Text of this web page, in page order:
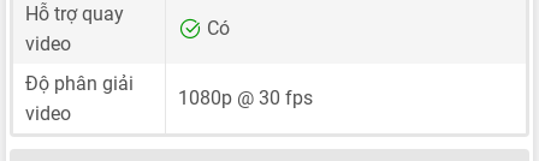
Hỗ trợ quay
video
Có
Độ phân giải
video
1080p @ 30 fps